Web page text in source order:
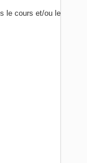
le cours et/ou le